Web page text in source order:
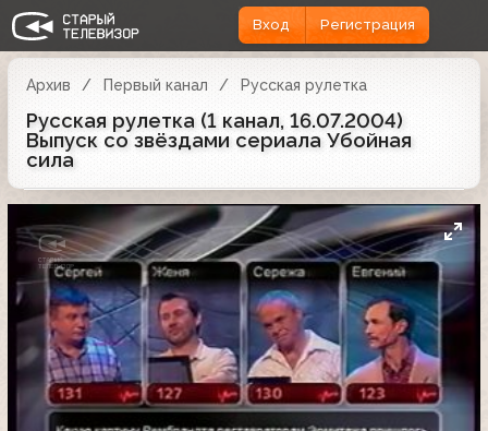
Вход Регистрация
Архив Первый канал Русская рулетка
Русская рулетка (1 канал, 16.07.2004)
Выпуск со звёздами сериала Убойная
сила